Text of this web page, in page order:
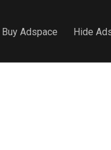
Buy Adspace Hide